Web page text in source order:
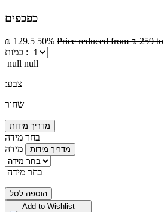
כפכפים
₪ 129.5 50% Price reduced from₪ 259 to
כמות :
null null
:צבע
שחור
מדריך מידות
בחר מידה
מידה
מדריך מידות
בחר מידה
הוספה לסל
Add to Wishlist